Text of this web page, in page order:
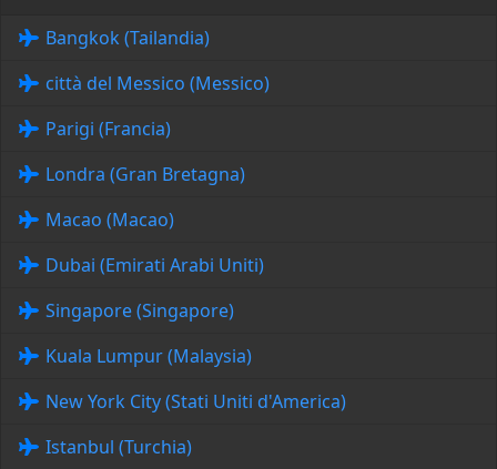
Bangkok (Tailandia)
città del Messico (Messico)
Parigi (Francia)
Londra (Gran Bretagna)
Macao (Macao)
Dubai (Emirati Arabi Uniti)
Singapore (Singapore)
Kuala Lumpur (Malaysia)
New York City (Stati Uniti d'America)
Istanbul (Turchia)